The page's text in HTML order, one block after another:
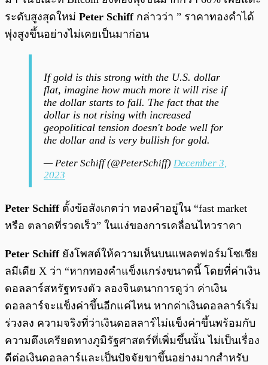
ระดับสูงสุดใหม่ Peter Schiff กล่าวว่า ” ราคาทองคำได้
พุ่งสูงขึ้นอย่างไม่เคยเป็นมาก่อน
If gold is this strong with the U.S. dollar
flat, imagine how much more it will rise if
the dollar starts to fall. The fact that the
dollar is not rising with increased
geopolitical tension doesn't bode well for
the dollar and is very bullish for gold.
— Peter Schiff (@PeterSchiff) December 3,
2023
Peter Schiffตั้งข้อสังเกตว่า ทองคำอยู่ใน “fast market
หรือ ตลาดที่รวดเร็ว” ในแง่ของการเคลื่อนไหวราคา
Peter Schiff ยังโพสต์ให้ความเห็นบนแพลตฟอร์มโซเชีย
ลมีเดีย X ว่า “หากทองคำแข็งแกร่งขนาดนี้ โดยที่ค่าเงิน
ดอลลาร์สหรัฐทรงตัว ลองจินตนาการดูว่า ค่าเงิน
ดอลลาร์จะแข็งค่าขึ้นอีกแค่ไหน หากค่าเงินดอลลาร์เริ่ม
ร่วงลง ความจริงที่ว่าเงินดอลลาร์ไม่แข็งค่าขึ้นพร้อมกับ
ความตึงเครียดทางภูมิรัฐศาสตร์ที่เพิ่มขึ้นนั้น ไม่เป็นเรื่อง
ดีต่อเงินดอลลาร์และเป็นปัจจัยขาขึ้นอย่างมากสำหรับ